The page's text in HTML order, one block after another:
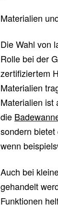
Materialien
Die Wahl von
Rolle bei der
zertifiziertem
Materialien
Materialien ist
die
sondern
wenn
Auch bei
gehandelt
Funktionen